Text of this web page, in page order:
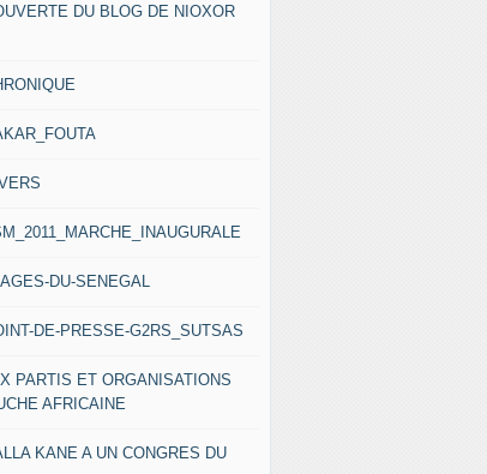
DU BLOG DE NIOXOR
DU-SENEGAL
DE-PRESSE-G2RS_SUTSAS
PARTIS ET ORGANISATIONS
AFRICAINE
KANE A UN CONGRES DU